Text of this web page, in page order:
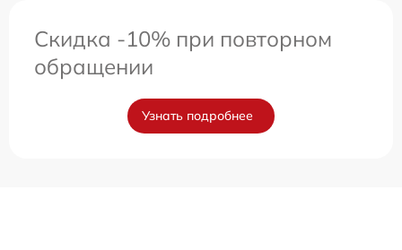
Скидка -10% при повторном
обращении
Узнать подробнее